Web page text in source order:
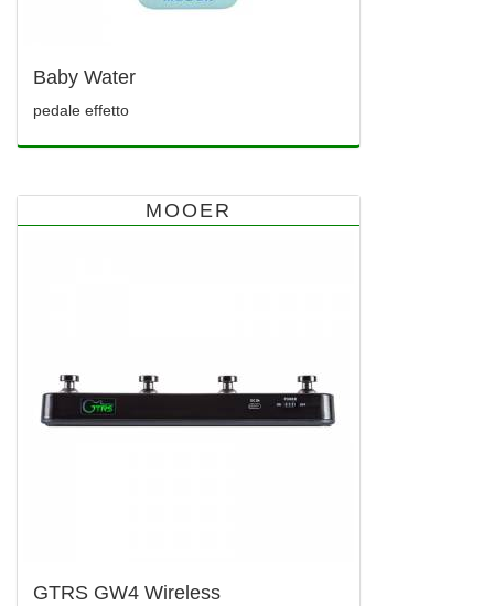
Baby Water
pedale effetto
MOOER
GTRS GW4 Wireless